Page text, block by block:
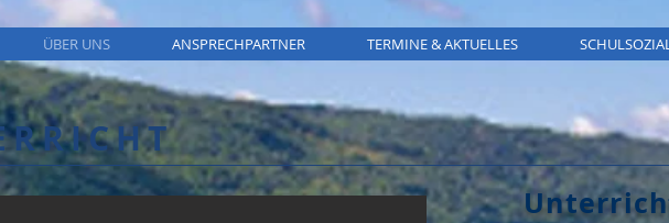
ÜBER UNS ANSPRECHPARTNER TERMINE & AKTUELLES